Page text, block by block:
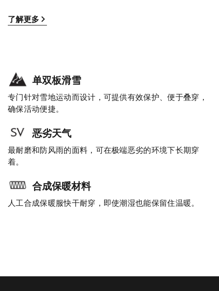
了解更多
单双板滑雪
专门针对雪地运动而设计，可提供有效保护、便于叠穿，
确保活动便捷。
恶劣天气
最耐磨和防风雨的面料，可在极端恶劣的环境下长期穿
着。
合成保暖材料
人工合成保暖服快干耐穿，即使潮湿也能保留住温暖。